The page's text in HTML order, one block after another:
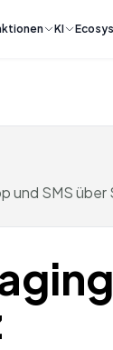
KI
und SMS